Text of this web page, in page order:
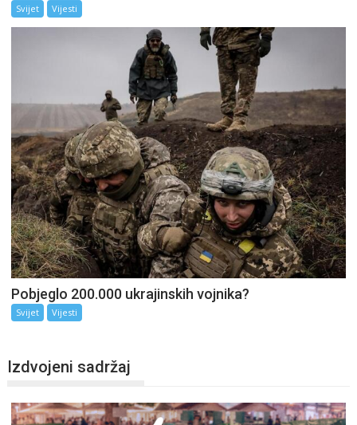
Svijet Vijesti
Pobjeglo 200.000 ukrajinskih vojnika?
Svijet Vijesti
Izdvojeni sadržaj